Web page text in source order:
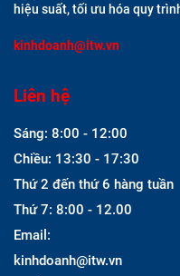
hiệu suất, tối ưu hóa quy
kinhdoanh@itw.vn
Liên hệ
Sáng: 8:00 - 12:00
Chiều: 13:30 - 17:30
Thứ 2 đến thứ 6 hàng tuần
Thứ 7: 8:00 - 12.00
Email:
kinhdoanh@itw.vn